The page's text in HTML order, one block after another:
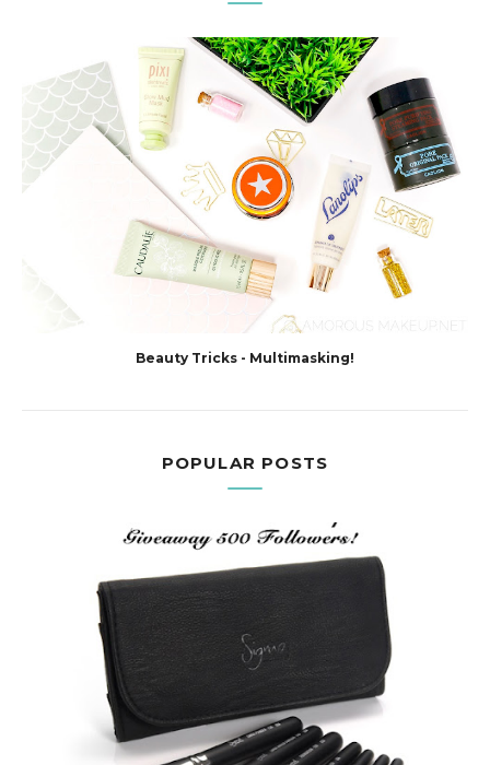
Beauty Tricks - Multimasking!
POPULAR POSTS